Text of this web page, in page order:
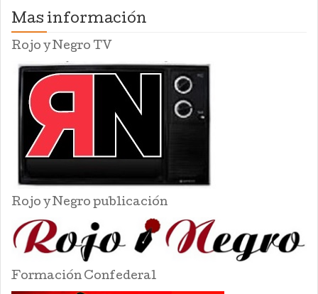
Mas información
Rojo y Negro TV
Rojo y Negro publicación
Formación Confederal